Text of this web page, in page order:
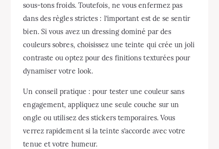
sous-tons froids. Toutefois, ne vous enfermez pas
dans des règles strictes : l’important est de se sentir
bien. Si vous avez un dressing dominé par des
couleurs sobres, choisissez une teinte qui crée un joli
contraste ou optez pour des finitions texturées pour
dynamiser votre look.
Un conseil pratique : pour tester une couleur sans
engagement, appliquez une seule couche sur un
ongle ou utilisez des stickers temporaires. Vous
verrez rapidement si la teinte s’accorde avec votre
tenue et votre humeur.